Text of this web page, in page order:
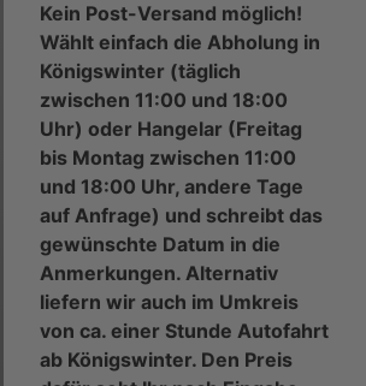
Kein Post-Versand möglich!
Wählt einfach die Abholung in
Königswinter (täglich
zwischen 11:00 und 18:00
Uhr) oder Hangelar (Freitag
bis Montag zwischen 11:00
und 18:00 Uhr, andere Tage
auf Anfrage) und schreibt das
gewünschte Datum in die
Anmerkungen. Alternativ
liefern wir auch im Umkreis
von ca. einer Stunde Autofahrt
ab Königswinter. Den Preis